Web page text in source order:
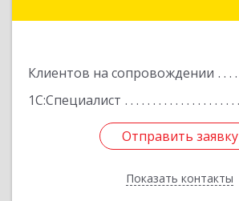
Клиентов на сопровождении
1С:Специалист
Отправить заявку
Показать контакты
Отправить заявку
Назад